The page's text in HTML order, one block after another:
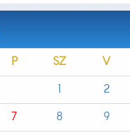
P SZ
V
1
2
7 8
9